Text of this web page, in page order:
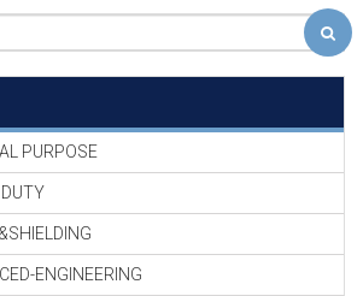
PURPOSE
ENGINEERING